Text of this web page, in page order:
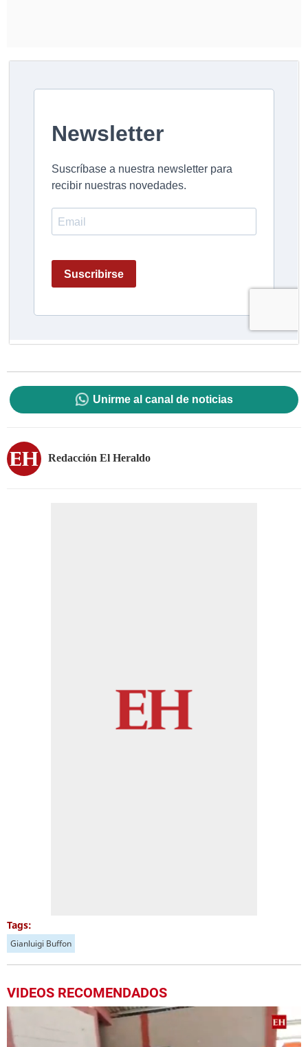
Unirme al canal de noticias
Redacción El Heraldo
Tags:
Gianluigi Buffon
VIDEOS RECOMENDADOS